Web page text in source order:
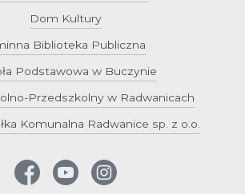
Dom Kultury
Biblioteka Publiczna
Podstawowa w Buczynie
Przedszkolny w Radwanicach
Komunalna Radwanice sp. z o.o.